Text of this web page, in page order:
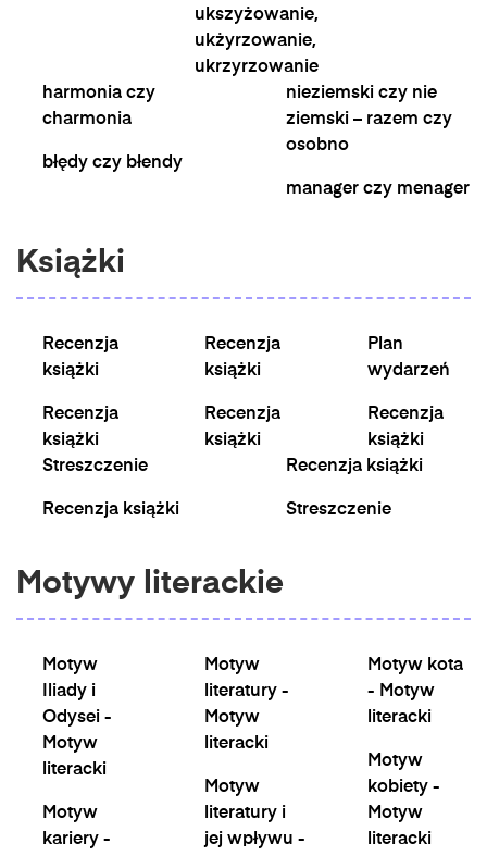
ukszyżowanie,
ukżyrzowanie,
ukrzyrzowanie
harmonia czy
charmonia
błędy czy błendy
nieziemski czy nie
ziemski – razem czy
osobno
manager czy menager
Książki
Recenzja
książki
Recenzja
książki
Recenzja
książki
Recenzja
książki
Plan
wydarzeń
Recenzja
książki
Streszczenie
Recenzja książki
Recenzja książki
Streszczenie
Motywy literackie
Motyw
Iliady i
Odysei -
Motyw
literacki
Motyw
kariery -
Motyw
literatury -
Motyw
literacki
Motyw
literatury i
jej wpływu -
Motyw kota
- Motyw
literacki
Motyw
kobiety -
Motyw
literacki